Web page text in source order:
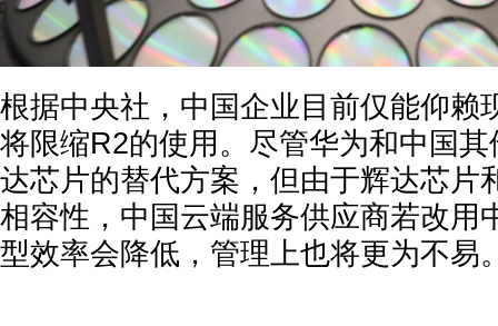
根据中央社，中国企业目前仅能仰赖
将限缩R2的使用。尽管华为和中国
达芯片的替代方案，但由于辉达芯片
相容性，中国云端服务供应商若改用
型效率会降低，管理上也将更为不易